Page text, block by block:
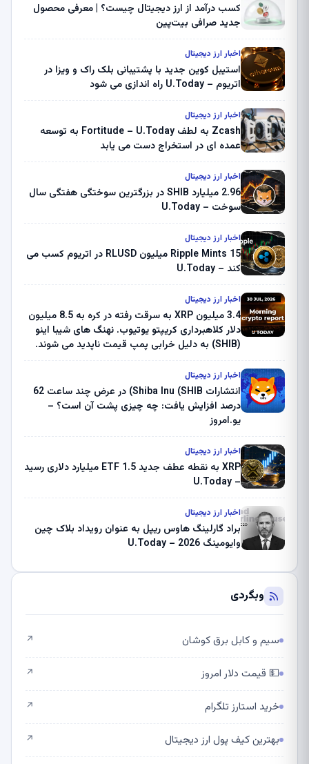
کسب درآمد از ارز دیجیتال چیست؟ | معرفی محصول
جدید صرافی بیت‌پین
اخبار ارز دیجیتال
استیبل کوین جدید با پشتیبانی بلک راک و ویزا در
اتریوم – U.Today راه اندازی می شود
اخبار ارز دیجیتال
Zcash به لطف Fortitude – U.Today به توسعه
عمده ای در استخراج دست می یابد
اخبار ارز دیجیتال
2.96 میلیارد SHIB در بزرگترین سوختگی هفتگی سال
سوخت – U.Today
اخبار ارز دیجیتال
Ripple Mints 15 میلیون RLUSD در اتریوم کسب می
کند – U.Today
اخبار ارز دیجیتال
3.4 میلیون XRP به سرقت رفته در کره به 8.5 میلیون
دلار کلاهبرداری کریپتو یوتیوب. نهنگ های شیبا اینو
(SHIB) به دلیل خرابی پمپ قیمت ناپدید می شوند.
ثبت کرد – گزارش کریپتو صبح – U.Today
اخبار ارز دیجیتال
انتشارات Shiba Inu (SHIB) در عرض چند ساعت 62
درصد افزایش یافت: چه چیزی پشت آن است؟ –
یو.امروز
اخبار ارز دیجیتال
XRP به نقطه عطف جدید ETF 1.5 میلیارد دلاری رسید
– U.Today
اخبار ارز دیجیتال
براد گارلینگ هاوس ریپل به عنوان رویداد بلاک چین
وایومینگ 2026 – U.Today
وبگردی
سیم و کابل برق کوشان ↗
💵 قیمت دلار امروز ↗
خرید استارز تلگرام ↗
بهترین کیف پول ارز دیجیتال ↗